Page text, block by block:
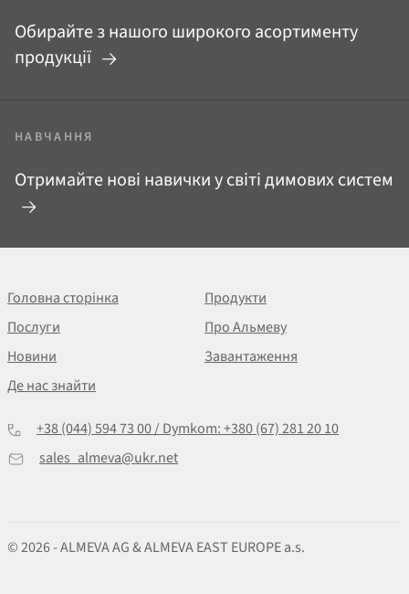
Обирайте з нашого широкого асортименту
продукції
НАВЧАННЯ
Отримайте нові навички у світі димових систем
Головна сторінка
Продукти
Послуги
Про Альмеву
Новини
Завантаження
Де нас знайти
+38 (044) 594 73 00 / Dymkom: +380 (67) 281 20 10
sales_almeva@ukr.net
© 2026 - ALMEVA AG & ALMEVA EAST EUROPE a.s.